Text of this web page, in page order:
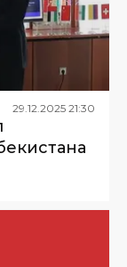
29.12.2025 21:30